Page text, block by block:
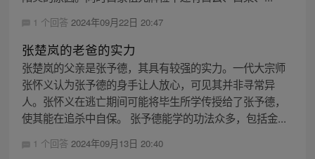
1 个回答 2024年09月22日 20:47
张楚岚的老爸的实力
张楚岚的父亲是张予德，其具有较强的实力。一代大宗师
张怀义认为张予德的身手让人放心，可见其并非寻常异
人。张怀义在逃亡期间可能将毕生所学传授给了张予德，
使其能在追杀中自保。 张予德能学的功法众多，包括金...
1 个回答 2024年09月13日 20:40